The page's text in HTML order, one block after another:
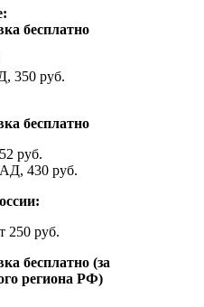
бесплатно
350 руб.
бесплатно
руб.
430 руб.
руб.
бесплатно (за
региона РФ)